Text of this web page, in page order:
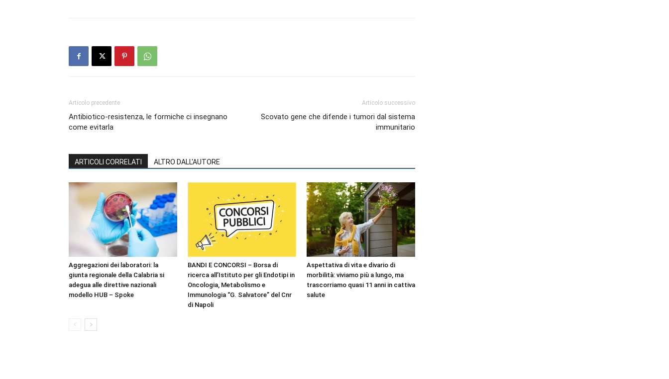
Articolo precedente
Antibiotico-resistenza, le formiche ci insegnano
come evitarla
Articolo successivo
Scovato gene che difende i tumori dal sistema
immunitario
ARTICOLI CORRELATI ALTRO DALL'AUTORE
Aggregazioni dei laboratori: la
giunta regionale della Calabria si
adegua alle direttive nazionali
modello HUB – Spoke
BANDI E CONCORSI – Borsa di
ricerca all’Istituto per gli Endotipi in
Oncologia, Metabolismo e
Immunologia “G. Salvatore” del Cnr
di Napoli
Aspettativa di vita e divario di
morbilità: viviamo più a lungo, ma
trascorriamo quasi 11 anni in cattiva
salute